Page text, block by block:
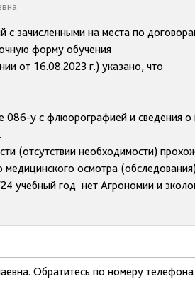
с зачисленными на места по
форму обучения
от 16.08.2023 г.) указано, что
у с флюорографией и сведения о
(отсутствии необходимости)
медицинского осмотра
учебный год нет Агрономии и
Обратитесь по номеру